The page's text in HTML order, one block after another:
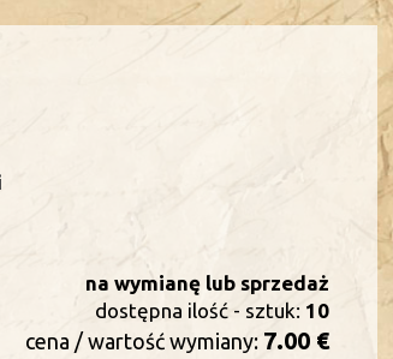
na wymianę lub sprzedaż
dostępna ilość - sztuk: 10
cena / wartość wymiany: 7.00 €